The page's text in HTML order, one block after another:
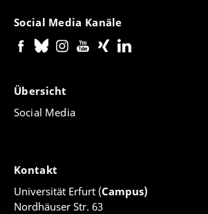
Social Media Kanäle
Übersicht
Social Media
Kontakt
Universität Erfurt (Campus)
Nordhäuser Str. 63